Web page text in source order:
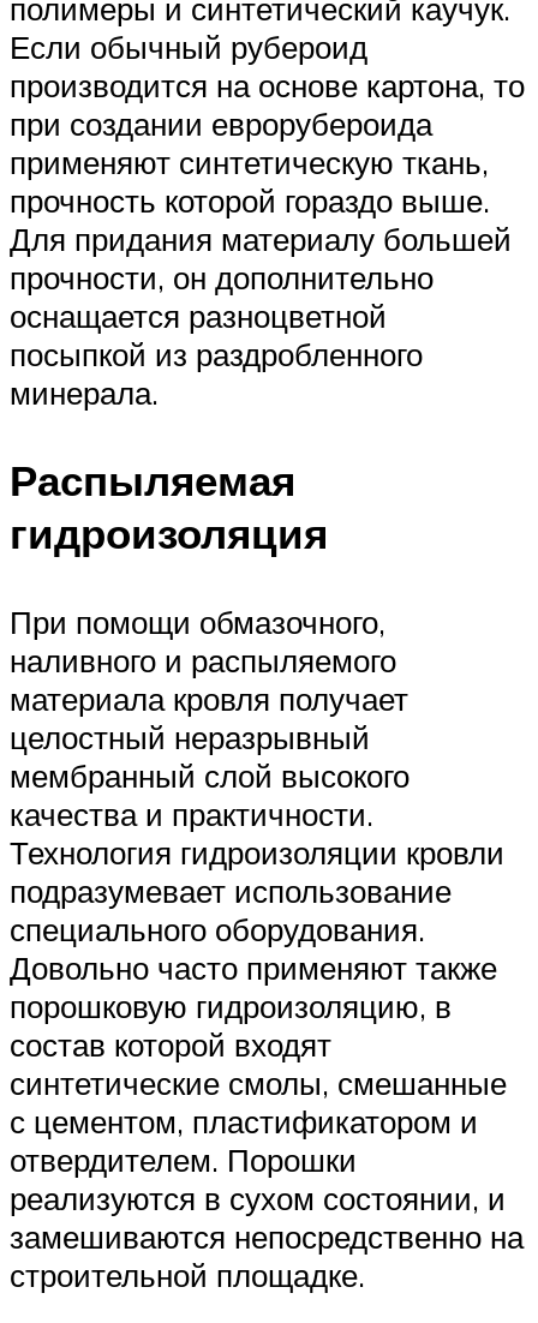
полимеры и синтетический каучук.
Если обычный рубероид
производится на основе картона, то
при создании еврорубероида
применяют синтетическую ткань,
прочность которой гораздо выше.
Для придания материалу большей
прочности, он дополнительно
оснащается разноцветной
посыпкой из раздробленного
минерала.
Распыляемая
гидроизоляция
При помощи обмазочного,
наливного и распыляемого
материала кровля получает
целостный неразрывный
мембранный слой высокого
качества и практичности.
Технология гидроизоляции кровли
подразумевает использование
специального оборудования.
Довольно часто применяют также
порошковую гидроизоляцию, в
состав которой входят
синтетические смолы, смешанные
с цементом, пластификатором и
отвердителем. Порошки
реализуются в сухом состоянии, и
замешиваются непосредственно на
строительной площадке.